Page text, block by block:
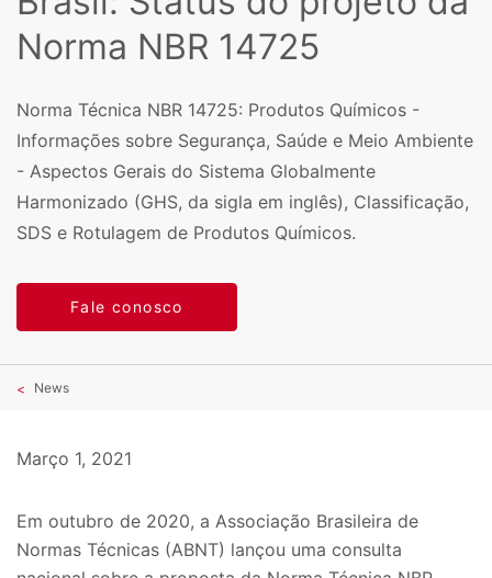
Norma NBR 14725
Norma Técnica NBR 14725: Produtos Químicos -
Informações sobre Segurança, Saúde e Meio Ambiente
- Aspectos Gerais do Sistema Globalmente
Harmonizado (GHS, da sigla em inglês), Classificação,
SDS e Rotulagem de Produtos Químicos.
Fale conosco
News
Março 1, 2021
Em outubro de 2020, a Associação Brasileira de
Normas Técnicas (ABNT) lançou uma consulta